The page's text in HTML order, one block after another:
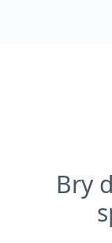
Bry